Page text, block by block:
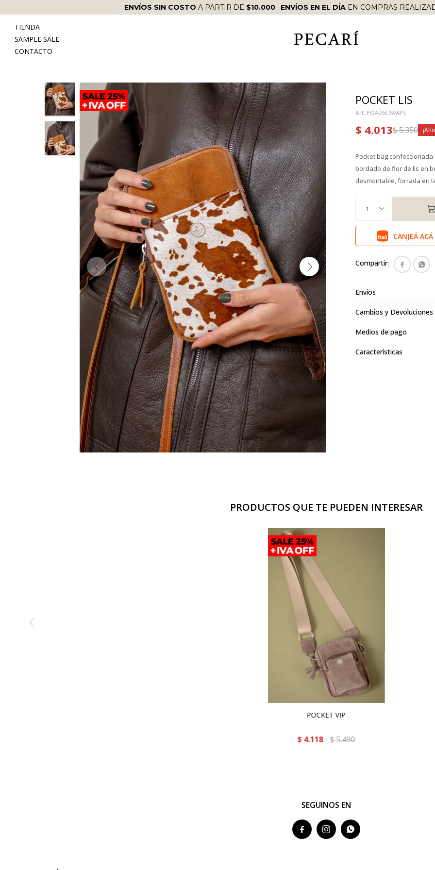
ENVÍOS SIN COSTO A PARTIR DE $10.000· ENVÍOS EN EL DÍAEN COMPRAS
TIENDA
SAMPLE SALE
CONTACTO
POCKET LIS
POA26LISVAPE
$ 4.013$5.350
Pocket bag confeccionada
bordado de flor de lis en
desmontable, forrada en
1
CANJEÁ
 
Envíos
Cambios y Devoluciones
Medios de pago
Características
PRODUCTOS QUE TE PUEDEN INTERESAR
POCKET VIP
$ 4.118 $5.490
SEGUINOS EN
  